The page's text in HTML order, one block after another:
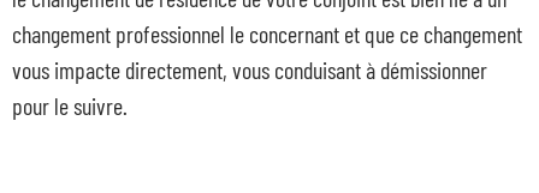
changement professionnel le concernant et que ce changement
vous impacte directement, vous conduisant à démissionner
pour le suivre.